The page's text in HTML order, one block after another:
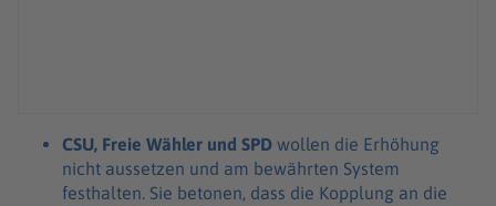
CSU, Freie Wähler und SPD wollen die Erhöhung
nicht aussetzen und am bewährten System
festhalten. Sie betonen, dass die Kopplung an die